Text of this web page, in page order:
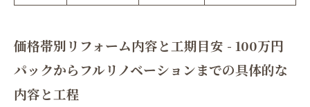
価格帯別リフォーム内容と工期目安 - 100万円
パックからフルリノベーションまでの具体的な
内容と工程